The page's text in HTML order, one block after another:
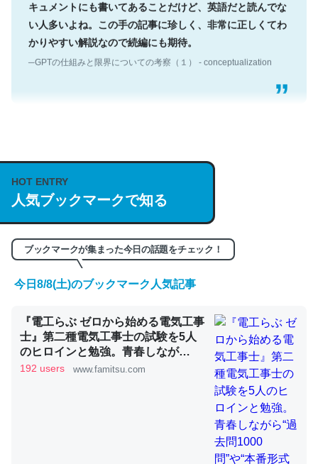
い人多いよね。この手の記事に珍しく、非常に正しくてわ
かりやすい解説なので続編にも期待。
説してる記事が少ないので貴重な良記事。/続編来た
https://isobe324649.hatenablog.com/entry/2023/03/27
/064121
─GPTの仕組みと限界についての考察（１） - conceptualization
くらい。小説でいう「ずっと前の伏線」は回収されないけ
ど、短期記憶というには多い分量。進化すればするほど分
かりやすく強くなりそう
─GPTの仕組みと限界についての考察（１） - conceptualization
HOT ENTRY
人気ブックマークで知る
ブックマークが集まった今日の話題をチェック！
今日8/8(土)のブックマーク人気記事
『電工らぶ ゼロから始める電気工事
士』第二種電気工事士の試験を5人
のヒロインと勉強。青春しなが
ら“過去問1000問”や“本番形式CBT
192 users www.famitsu.com